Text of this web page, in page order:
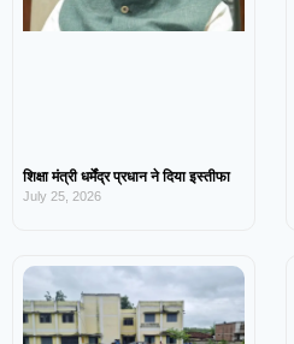
शिक्षा मंत्री धर्मेंद्र प्रधान ने दिया इस्तीफा
July 25, 2026